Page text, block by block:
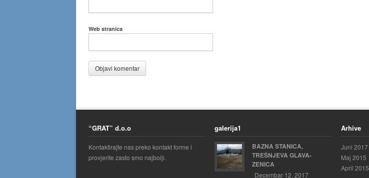
Web stranica
“GRAT” d.o.o
Kontaktirajte nas preko kontakt forme i
provjerite zasto smo najbolji.
galerija1
BAZNA STANICA,
TREŠNJEVA GLAVA-
ZENICA
Decembar 12, 2017
Arhive
Juni 2017
Maj 2015
April 2015